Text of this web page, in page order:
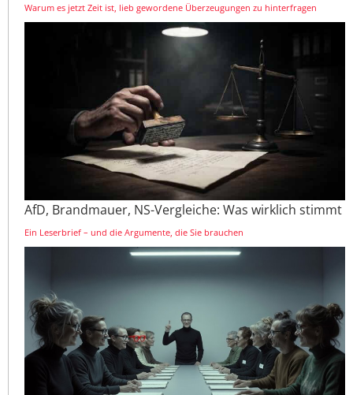
Warum es jetzt Zeit ist, lieb gewordene Überzeugungen zu hinterfragen
AfD, Brandmauer, NS-Vergleiche: Was wirklich stimmt
Ein Leserbrief – und die Argumente, die Sie brauchen